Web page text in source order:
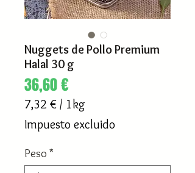
Nuggets de Pollo Premium
Halal 30 g
36,60 €Precio
7,32 € / 1kg
7,32 €
por
1
Kilogramos
Impuesto excluido
Peso *